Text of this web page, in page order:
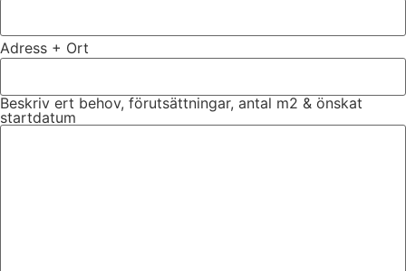
Adress + Ort
Beskriv ert behov, förutsättningar, antal m2 & önskat
startdatum